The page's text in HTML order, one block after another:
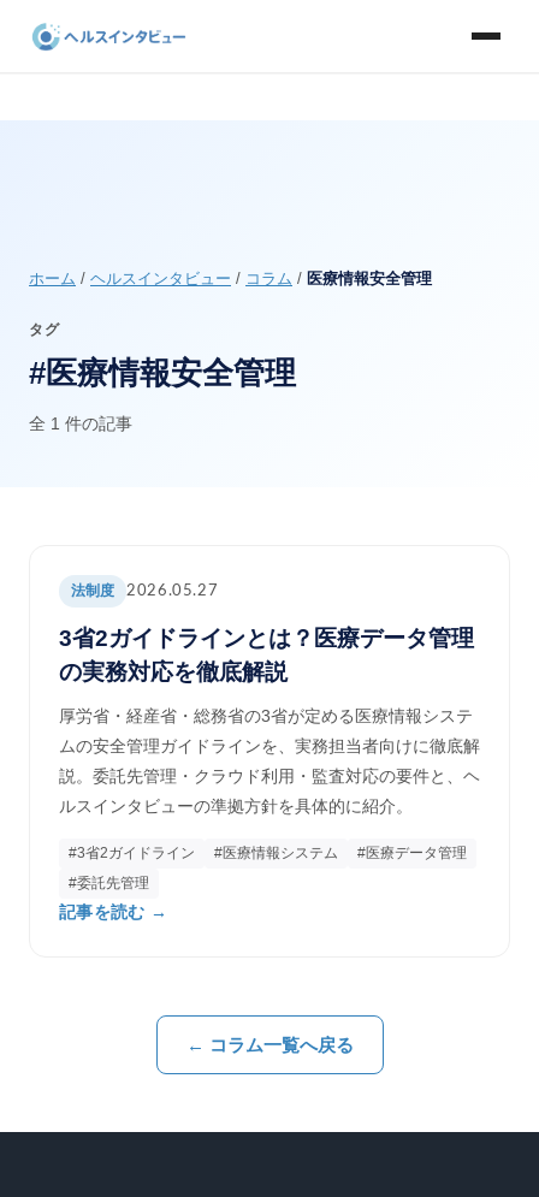
ホーム / ヘルスインタビュー / コラム / 医療情報安全管理
タグ
#医療情報安全管理
全 1 件の記事
法制度 2026.05.27
3省2ガイドラインとは？医療データ管理
の実務対応を徹底解説
厚労省・経産省・総務省の3省が定める医療情報システ
ムの安全管理ガイドラインを、実務担当者向けに徹底解
説。委託先管理・クラウド利用・監査対応の要件と、ヘ
ルスインタビューの準拠方針を具体的に紹介。
#3省2ガイドライン #医療情報システム
#医療データ管理
#委託先管理
記事を読む →
← コラム一覧へ戻る